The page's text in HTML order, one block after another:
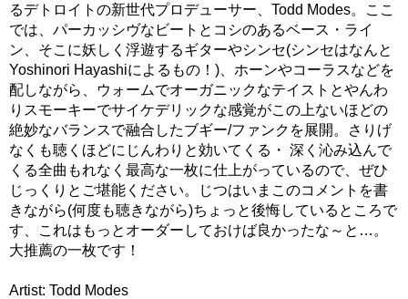
るデトロイトの新世代プロデューサー、Todd Modes。ここ
では、パーカッシヴなビートとコシのあるベース・ライ
ン、そこに妖しく浮遊するギターやシンセ(シンセはなんと
Yoshinori Hayashiによるもの！)、ホーンやコーラスなどを
配しながら、ウォームでオーガニックなテイストとやんわ
りスモーキーでサイケデリックな感覚がこの上ないほどの
絶妙なバランスで融合したブギー/ファンクを展開。さりげ
なくも聴くほどにじんわりと効いてくる・ 深く沁み込んで
くる全曲もれなく最高な一枚に仕上がっているので、ぜひ
じっくりとご堪能ください。じつはいまこのコメントを書
きながら(何度も聴きながら)ちょっと後悔しているところで
す、これはもっとオーダーしておけば良かったな～と…。
大推薦の一枚です！
Artist: Todd Modes